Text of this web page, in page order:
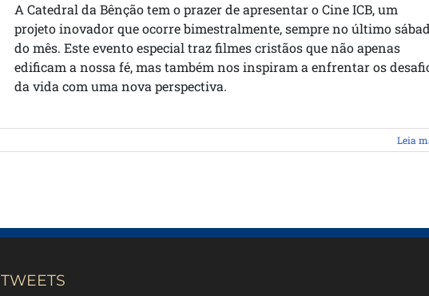
A Catedral da Bênção tem o prazer de apresentar o Cine ICB, um
projeto inovador que ocorre bimestralmente, sempre no último
do mês. Este evento especial traz filmes cristãos que não apenas
edificam a nossa fé, mas também nos inspiram a enfrentar os
da vida com uma nova perspectiva.
Leia
TWEETS